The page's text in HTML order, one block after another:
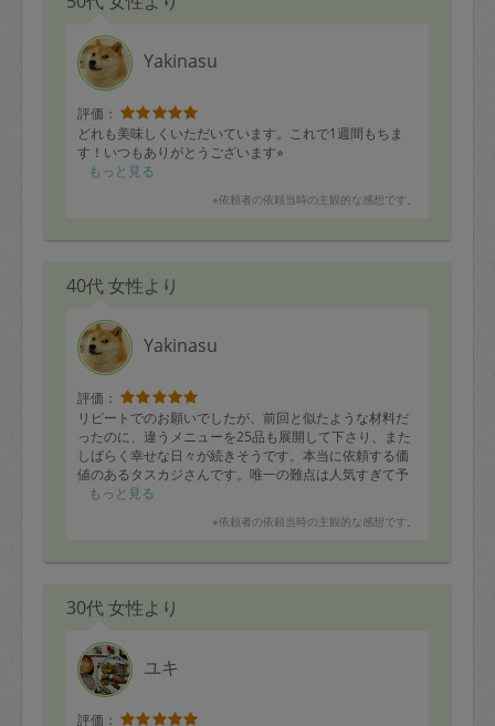
Yakinasu
評価：
どれも美味しくいただいています。これで1週間もちま
す！いつもありがとうございます⭐︎
もっと見る
※依頼者の依頼当時の主観的な感想です。
40代 女性より
Yakinasu
評価：
リピートでのお願いでしたが、前回と似たような材料だ
ったのに、違うメニューを25品も展開して下さり、また
しばらく幸せな日々が続きそうです。本当に依頼する価
値のあるタスカジさんです。唯一の難点は人気すぎて予
約が取りにくいくらいでしょうか…またぜひお願いした
もっと見る
※依頼者の依頼当時の主観的な感想です。
30代 女性より
ユキ
評価：